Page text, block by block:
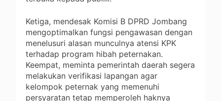
Ketiga, mendesak Komisi B DPRD Jombang
mengoptimalkan fungsi pengawasan dengan
menelusuri alasan munculnya atensi KPK
terhadap program hibah peternakan.
Keempat, meminta pemerintah daerah segera
melakukan verifikasi lapangan agar
kelompok peternak yang memenuhi
persyaratan tetap memperoleh haknya